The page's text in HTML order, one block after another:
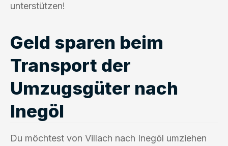
unterstützen!
Geld sparen beim
Transport der
Umzugsgüter nach
Inegöl
Du möchtest von Villach nach Inegöl umziehen